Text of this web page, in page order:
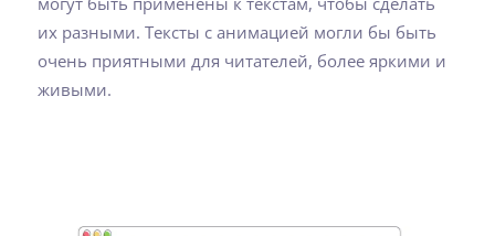
их разными. Тексты с анимацией могли бы быть
очень приятными для читателей, более яркими и
живыми.